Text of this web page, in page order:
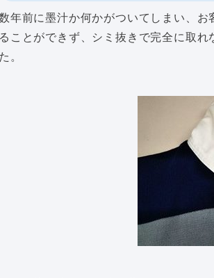
年前に墨汁か何かがついてしまい、
ることができず、シミ抜きで完全に取
た。